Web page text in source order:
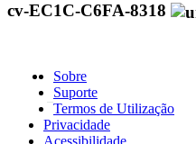
cv-EC1C-C6FA-8318
Sobre
Suporte
Termos de Utilização
Privacidade
Acessibilidade